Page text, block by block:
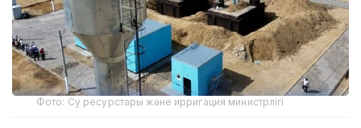
Фото: Су ресурстары және ирригация министрлігі